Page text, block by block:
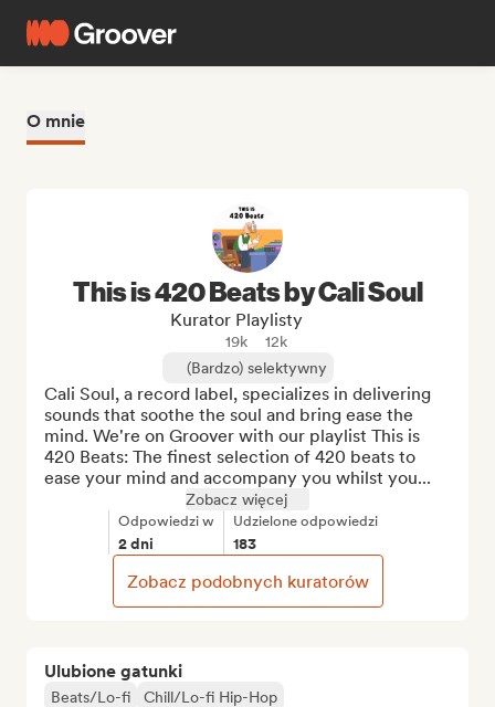
O mnie
Ulubione gatunki
Beats/Lo-fi
Chill/Lo-fi Hip-Hop
This is 420 Beats by Cali Soul
Kurator Playlisty
19k
12k
(Bardzo) selektywny
Cali Soul, a record label, specializes in delivering
sounds that soothe the soul and bring ease the
mind. We're on Groover with our playlist This is
420 Beats: The finest selection of 420 beats to
ease your mind and accompany you whilst you...
Zobacz więcej
Odpowiedzi w
2 dni
Udzielone odpowiedzi
183
Zobacz podobnych kuratorów